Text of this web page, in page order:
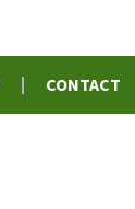
CONTACT